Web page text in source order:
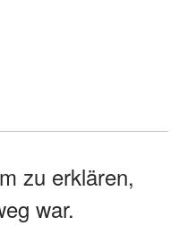
zu erklären,
war.